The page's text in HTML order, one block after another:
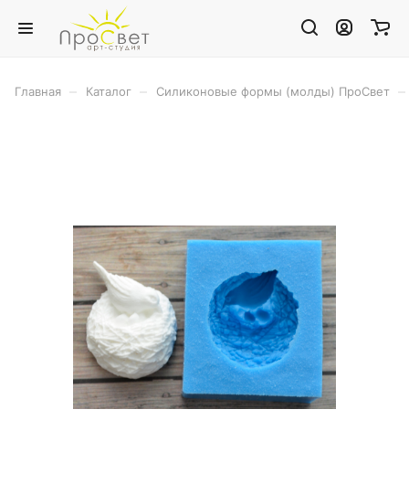
Главная Каталог Силиконовые формы (молды) ПроСвет